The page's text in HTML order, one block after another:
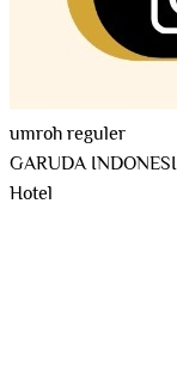
umroh reguler
GARUDA
Hotel